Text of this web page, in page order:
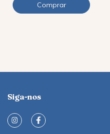
Siga-nos